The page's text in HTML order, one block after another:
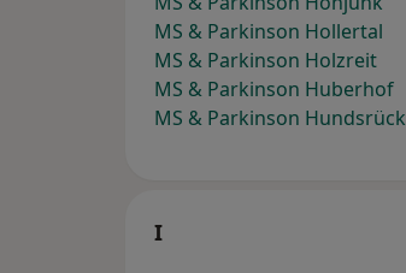
MS & Parkinson Hollertal
MS & Parkinson Holzreit
MS & Parkinson Huberhof
MS & Parkinson Hundsrück
I